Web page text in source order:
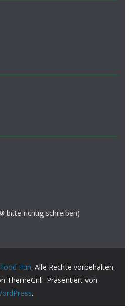
bitte richtig schreiben)
Fun. Alle Rechte vorbehalten.
ThemeGrill. Präsentiert von
.